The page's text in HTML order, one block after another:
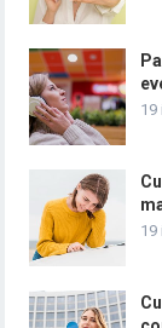
19
19